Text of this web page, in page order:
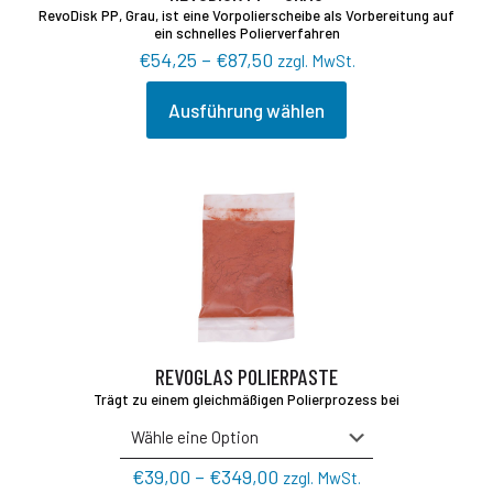
RevoDisk PP, Grau, ist eine Vorpolierscheibe als Vorbereitung auf
ein schnelles Polierverfahren
€54,25 – €87,50Preisspanne:
€54,25
bis
€87,50
zzgl. MwSt.
Ausführung wählen
Dieses
Produkt
Varianten
Produktseite
gewählt
werden
REVOGLAS POLIERPASTE
Trägt zu einem gleichmäßigen Polierprozess bei
€39,00 – €349,00 Preisspanne:
zzgl. MwSt.